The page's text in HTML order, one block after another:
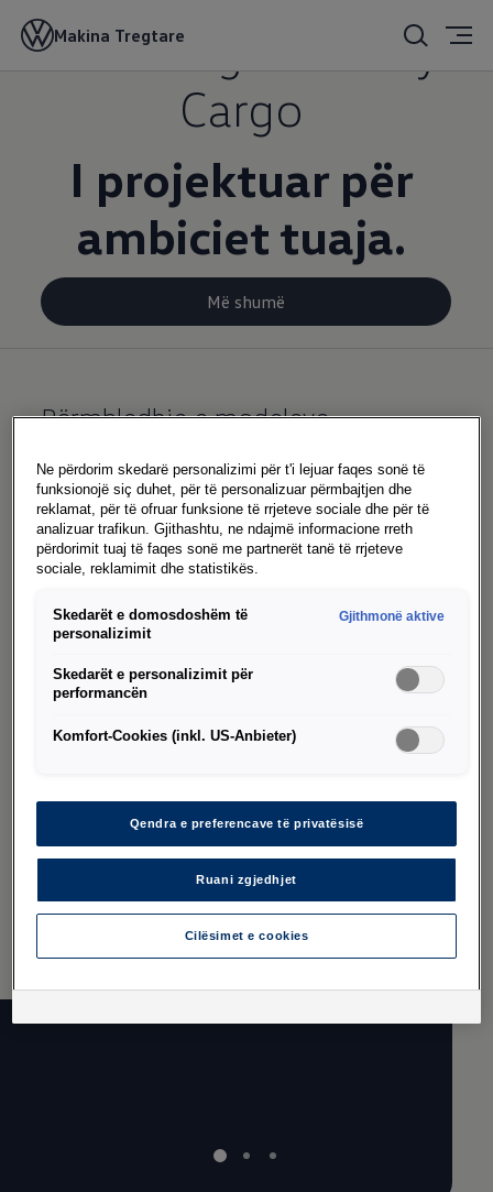
Makina Tregtare
Volkswagen Caddy
Cargo
I projektuar për
ambiciet tuaja.
Më shumë
Përmbledhje e modeleve
Më shumë
Servis
Më shumë
Momente të veçanta me
modelet tona
Transporter
Mirë se vini në të ardhmen e automjeteve
komerciale: Transporter-i i ri vendos
standarde dhe hap mundësi krejtësisht të
më shumë
Nëse
në
Ne përdorim skedarë personalizimi për t'i lejuar faqes sonë të
funksionojë siç duhet, për të personalizuar përmbajtjen dhe
reklamat, për të ofruar funksione të rrjeteve sociale dhe për të
analizuar trafikun. Gjithashtu, ne ndajmë informacione rreth
përdorimit tuaj të faqes sonë me partnerët tanë të rrjeteve
sociale, reklamimit dhe statistikës.
Skedarët e domosdoshëm të
personalizimit
Gjithmonë aktive
Skedarët e personalizimit për
performancën
Komfort-Cookies (inkl. US-Anbieter)
Qendra e preferencave të privatësisë
Ruani zgjedhjet
Cilësimet e cookies